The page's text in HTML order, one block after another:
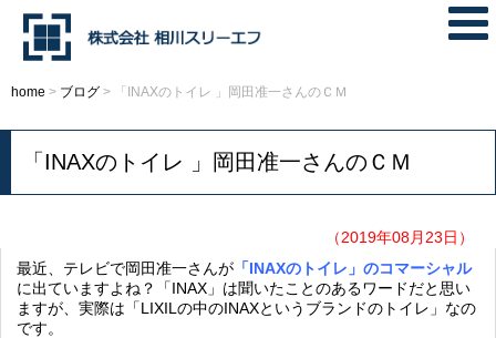
home > ブログ > 「INAXのトイレ 」岡田准一さんのＣＭ
「INAXのトイレ 」岡田准一さんのＣＭ
（2019年08月23日）
最近、テレビで岡田准一さんが 「INAXのトイレ」のコマーシャル
に出ていますよね？「INAX」は聞いたことのあるワードだと思い
ますが、実際は「LIXILの中のINAXというブランドのトイレ」なの
です。